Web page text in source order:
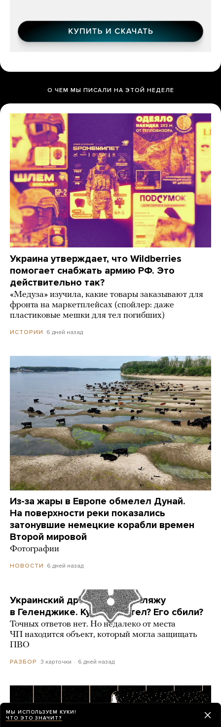
О ЧЕМ МЫ ПИСАЛИ НА ЭТОЙ НЕДЕЛЕ
Украина утверждает, что Wildberries
помогает снабжать армию РФ. Это
действительно так?
«Медуза» изучила, какие товары заказывают для
фронта на маркетплейсах (спойлер: даже
пластиковые мешки для тел погибших)
ИСТОРИИ 6 дней назад
Из-за жары в Европе обмелел Дунай.
На поверхности реки показались
затонувшие немецкие корабли времен
Второй мировой
Фотографии
НОВОСТИ 6 дней назад
Украинский дрон попал по пляжу
в Геленджике. Куда он летел? Его сбили?
Точных ответов нет. Но недалеко от места
ЧП находится объект, который могла защищать
ПВО
РАЗБОР 3 карточки 6 дней назад
МЫ ИСПОЛЬЗУЕМ КУКИ!
ЧТО ЭТО ЗНАЧИТ?